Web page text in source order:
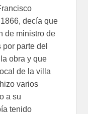
decía que
de ministro de
parte del
obra y que
de la villa
varios
a su
tenido